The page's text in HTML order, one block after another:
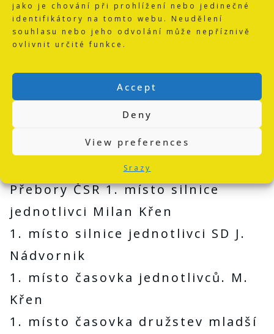
jako je chování při prohlížení nebo jedinečné
identifikátory na tomto webu. Neudělení
souhlasu nebo jeho odvolání může nepříznivě
ovlivnit určité funkce.
Accept
Deny
View preferences
Srazy
2. místo stih. závod na dráze
Roman Kreuziger
3. místo silnice jednotlivci Radek
Terifaj
3. místo čas. jednotlivců Tomáš
3. místo cyklokros SD Kreuziger
Přebory ČSR 1. místo silnice
jednotlivci Milan Křen
1. místo silnice jednotlivci SD J.
Nádvornik
1. místo časovka jednotlivců. M.
Křen
1. místo časovka družstev mladší